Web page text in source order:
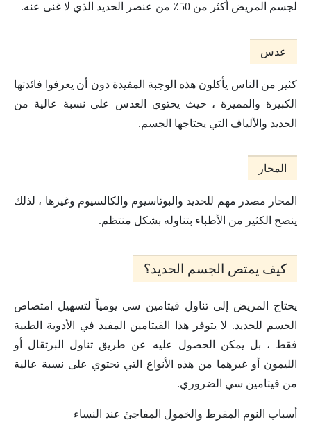
لجسم المريض أكثر من 50٪ من عنصر الحديد الذي لا غنى عنه.
عدس
كثير من الناس يأكلون هذه الوجبة المفيدة دون أن يعرفوا فائدتها
الكبيرة والمميزة ، حيث يحتوي العدس على نسبة عالية من
الحديد والألياف التي يحتاجها الجسم.
المحار
المحار مصدر مهم للحديد والبوتاسيوم والكالسيوم وغيرها ، لذلك
ينصح الكثير من الأطباء بتناوله بشكل منتظم.
كيف يمتص الجسم الحديد؟
يحتاج المريض إلى تناول فيتامين سي يومياً لتسهيل امتصاص
الجسم للحديد. لا يتوفر هذا الفيتامين المفيد في الأدوية الطبية
فقط ، بل يمكن الحصول عليه عن طريق تناول البرتقال أو
الليمون أو غيرهما من هذه الأنواع التي تحتوي على نسبة عالية
من فيتامين سي الضروري.
أسباب النوم المفرط والخمول المفاجئ عند النساء